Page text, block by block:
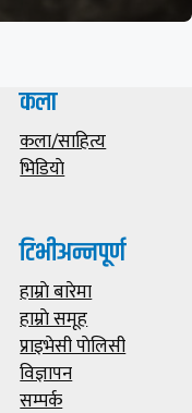
कला
कला/साहित्य
भिडियाे
टिभीअन्नपूर्ण
हाम्राे बारेमा
हाम्राे समूह
प्राइभेसी पाेलिसी
विज्ञापन
सम्पर्क